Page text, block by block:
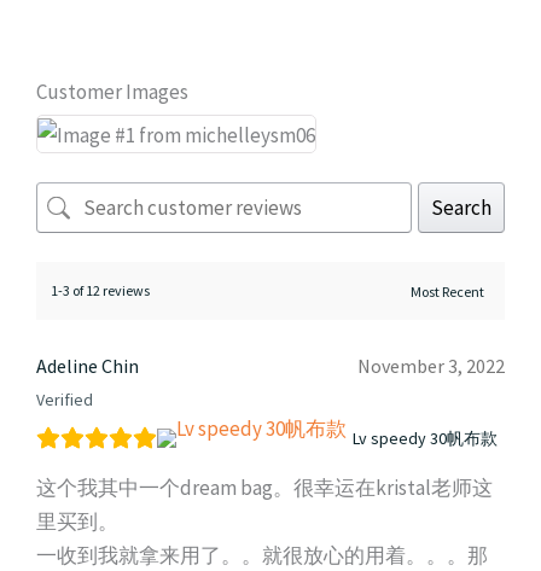
Customer Images
Search
1-3 of 12 reviews
Adeline Chin
Verified
November 3, 2022
Lv speedy 30帆布款
这个我其中一个dream bag。很幸运在kristal老师这
里买到。
一收到我就拿来用了。。就很放心的用着。。。那